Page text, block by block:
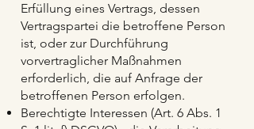
Erfüllung eines Vertrags, dessen
Vertragspartei die betroffene Person
ist, oder zur Durchführung
vorvertraglicher Maßnahmen
erforderlich, die auf Anfrage der
betroffenen Person erfolgen.
Berechtigte Interessen (Art. 6 Abs. 1